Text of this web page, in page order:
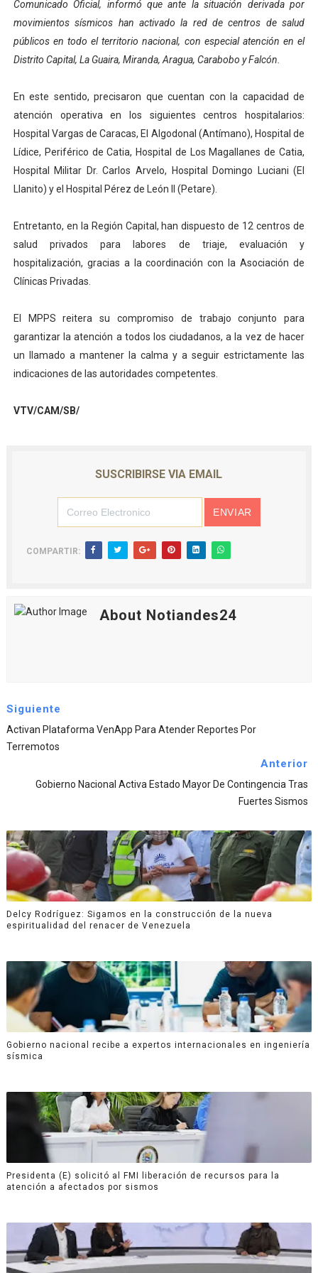
El Lactario del Iahula celebra la Semana Mundial de la
Plan Vacacional "Venezuela Ríe 2026" brinda
Mincomunas impulsa el autogobierno en Mérida con
Expertos inspeccionan espacios del OAN para la
Comunicado Oficial, informó que ante la situación derivada por
movimientos sísmicos han activado la red de centros de salud
públicos en todo el territorio nacional, con especial atención en el
Distrito Capital, La Guaira, Miranda, Aragua, Carabobo y Falcón.
En este sentido, precisaron que cuentan con la capacidad de
atención operativa en los siguientes centros hospitalarios:
Hospital Vargas de Caracas, El Algodonal (Antímano), Hospital de
Lídice, Periférico de Catia, Hospital de Los Magallanes de Catia,
Hospital Militar Dr. Carlos Arvelo, Hospital Domingo Luciani (El
Llanito) y el Hospital Pérez de León II (Petare).
Entretanto, en la Región Capital, han dispuesto de 12 centros de
salud privados para labores de triaje, evaluación y
hospitalización, gracias a la coordinación con la Asociación de
Clínicas Privadas.
El MPPS reitera su compromiso de trabajo conjunto para
garantizar la atención a todos los ciudadanos, a la vez de hacer
un llamado a mantener la calma y a seguir estrictamente las
indicaciones de las autoridades competentes.
VTV/CAM/SB/
SUSCRIBIRSE VIA EMAIL
COMPARTIR:
About Notiandes24
Siguiente
Activan Plataforma VenApp Para Atender Reportes Por
Terremotos
Anterior
Gobierno Nacional Activa Estado Mayor De Contingencia Tras
Fuertes Sismos
Delcy Rodríguez: Sigamos en la construcción de la nueva
espiritualidad del renacer de Venezuela
Gobierno nacional recibe a expertos internacionales en ingeniería
sísmica
Presidenta (E) solicitó al FMI liberación de recursos para la
atención a afectados por sismos